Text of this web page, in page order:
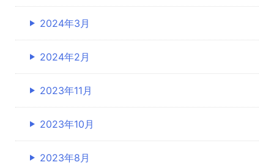
2024年3月
2024年2月
2023年11月
2023年10月
2023年8月